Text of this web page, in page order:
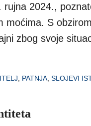
rujna 2024.,
moćima. S
zbog svoje
PATNJA SLOJEVI